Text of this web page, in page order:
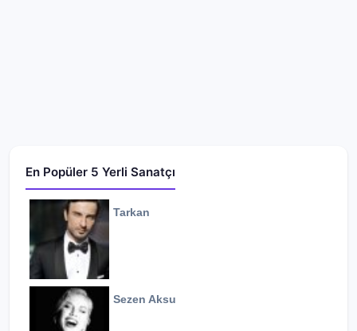
En Popüler 5 Yerli Sanatçı
Tarkan
Sezen Aksu